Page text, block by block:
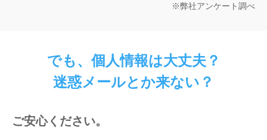
※弊社アンケート調べ
でも、個人情報は大丈夫？
迷惑メールとか来ない？
ご安心ください。